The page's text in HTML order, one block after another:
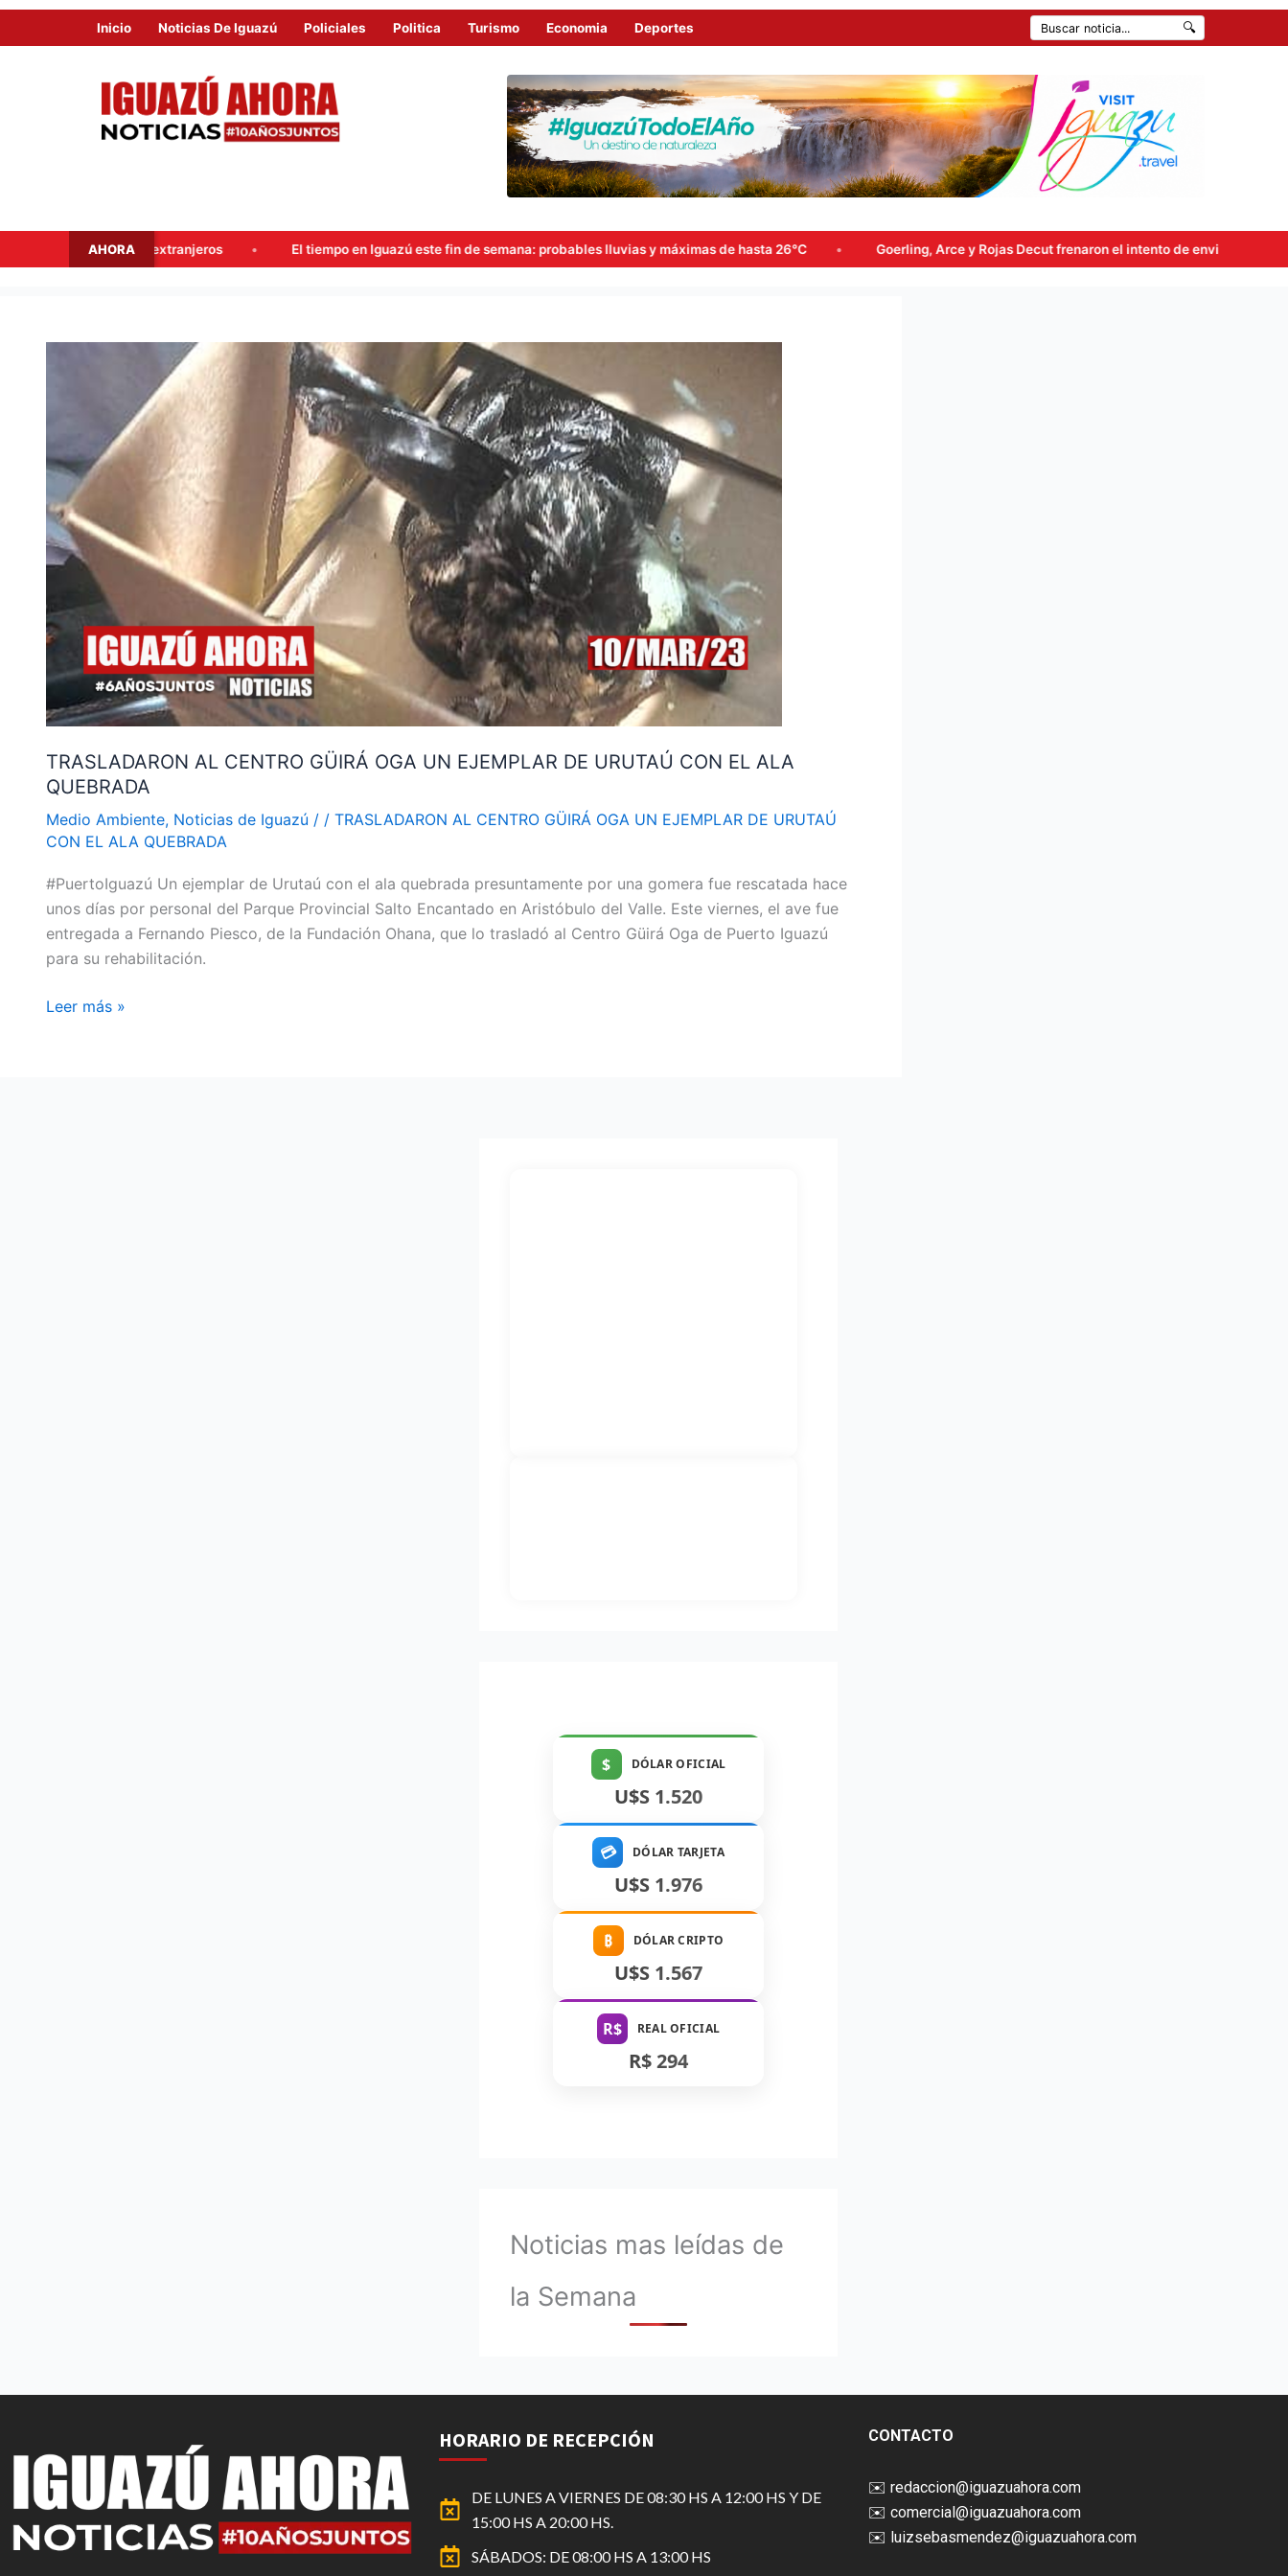
Inicio Noticias De Iguazú Policiales Politica Turismo Economia Deportes 🔍
AHORA
El tiempo en Iguazú este fin de semana: probables lluvias y máximas de hasta 26°C Goerling, Arce y Rojas Decut frenaron el intento de enviar a comisión la ley de propiedad privada
TRASLADARON AL CENTRO GÜIRÁ OGA UN EJEMPLAR DE URUTAÚ CON EL ALA
QUEBRADA
Medio Ambiente, Noticias de Iguazú / / TRASLADARON AL CENTRO GÜIRÁ OGA UN EJEMPLAR DE URUTAÚ
CON EL ALA QUEBRADA
#PuertoIguazú Un ejemplar de Urutaú con el ala quebrada presuntamente por una gomera fue rescatada hace
unos días por personal del Parque Provincial Salto Encantado en Aristóbulo del Valle. Este viernes, el ave fue
entregada a Fernando Piesco, de la Fundación Ohana, que lo trasladó al Centro Güirá Oga de Puerto Iguazú
para su rehabilitación.
OGA
UN
EJEMPLAR
DE
URUTAÚ
EL
ALA
QUEBRADA
Leer más »
$ DÓLAR OFICIAL
U$S 1.520
💳 DÓLAR TARJETA
U$S 1.976
₿ DÓLAR CRIPTO
U$S 1.567
R$ REAL OFICIAL
R$ 294
Noticias mas leídas de
la Semana
HORARIO DE RECEPCIÓN
DE LUNES A VIERNES DE 08:30 HS A 12:00 HS Y DE
15:00 HS A 20:00 HS.
SÁBADOS: DE 08:00 HS A 13:00 HS
CONTACTO
✉️ redaccion@iguazuahora.com
✉️ comercial@iguazuahora.com
✉️ luizsebasmendez@iguazuahora.com